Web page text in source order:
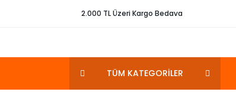
2.000 TL Üzeri Kargo Bedava
TÜM KATEGORİLER